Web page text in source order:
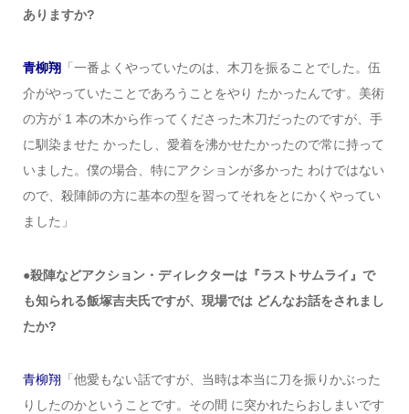
ありますか?
青柳翔「一番よくやっていたのは、木刀を振ることでした。伍
介がやっていたことであろうことをやり たかったんです。美術
の方が 1 本の木から作ってくださった木刀だったのですが、手
に馴染ませた かったし、愛着を沸かせたかったので常に持って
いました。僕の場合、特にアクションが多かった わけではない
ので、殺陣師の方に基本の型を習ってそれをとにかくやってい
ました」
●殺陣などアクション・ディレクターは『ラストサムライ』で
も知られる飯塚吉夫氏ですが、現場では どんなお話をされまし
たか?
青柳翔 「他愛もない話ですが、当時は本当に刀を振りかぶった
りしたのかということです。その間 に突かれたらおしまいです